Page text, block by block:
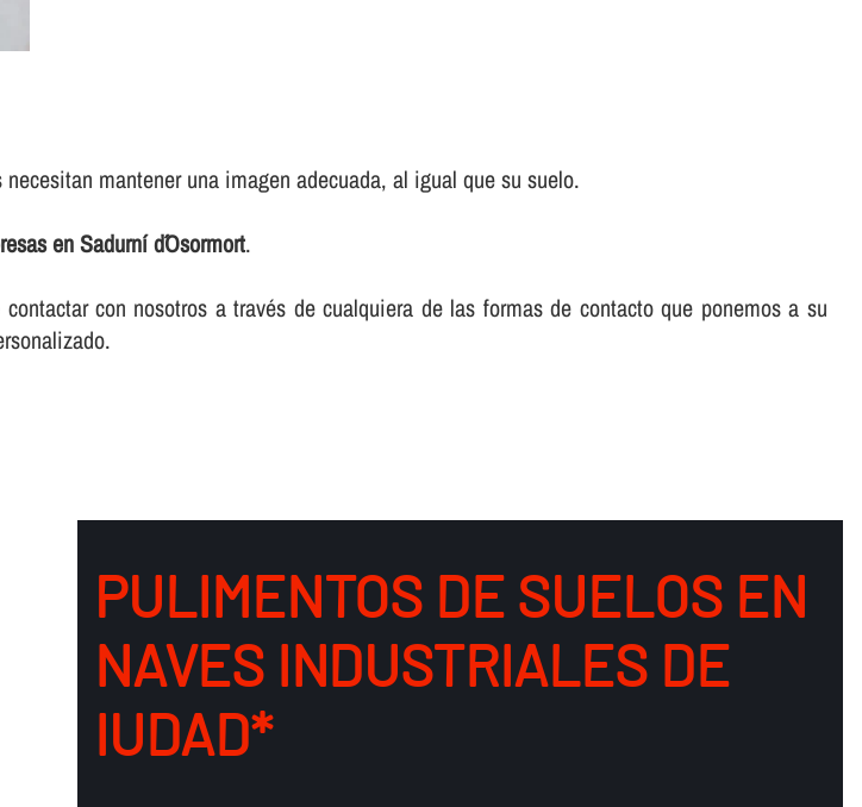
mantener una imagen adecuada, al igual que su suelo.
en Sadurní d´Osormort.
con nosotros a través de cualquiera de las formas de contacto que ponemos a su
PULIMENTOS DE SUELOS EN
NAVES INDUSTRIALES DE
IUDAD*